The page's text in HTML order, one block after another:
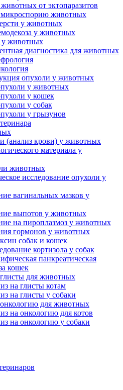
от эктопаразитов
животных
у животных
у животных
у животных
диагностика для животных
опухоли у животных
у животных
у кошек
у собак
у грызунов
(анализ крови) у животных
материала у
животных
исследование опухоли у
вагинальных мазков у
выпотов у животных
на пироплазмоз у животных
гормонов у животных
собак и кошек
кортизола у собак
панкреатическая
кошек
для животных
на глисты котам
на глисты у собаки
для животных
на онкологию для котов
на онкологию у собаки